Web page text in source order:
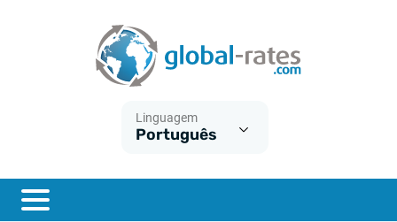
Linguagem
Português
ESTER
O que é a inflação do IPC?
O que é a inflação do IHPC?
Inflação Estados Unidos
Taxas Euribor históricas
Taxas ESTER históricas
Taxas SONIA históricas
Calculadora de inflação